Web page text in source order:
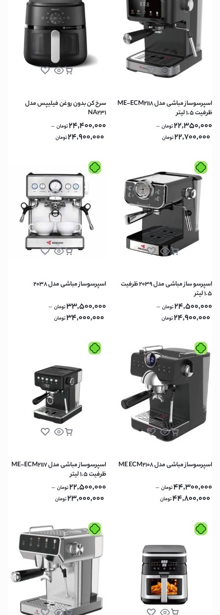
اسپرسوساز مباشی مدل ME-ECM2118
ظرفیت ۱.۵ لیتر
22,350,000تومان –
22,700,000تومان
سرخ کن بدون روغن فیلیپس مدل
NA231
24,400,000تومان –
24,900,000تومان
اسپرسو ساز مباشی مدل 2039 ظرفیت
۱.۵ لیتر
24,500,000تومان –
24,900,000تومان
اسپرسوساز مباشی مدل 2038
33,500,000تومان –
34,000,000تومان
اسپرسوساز مباشی مدل ME ECM2108
44,300,000تومان –
44,800,000تومان
اسپرسوساز مباشی مدل ME-ECM2117
ظرفیت ۱.۵ لیتر
22,500,000تومان –
23,000,000تومان